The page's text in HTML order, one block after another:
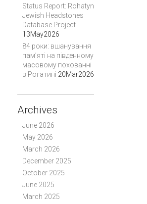
Status Report: Rohatyn
Jewish Headstones
Database Project
13May2026
84 роки: вшанування
пам’яті на південному
масовому похованні
в Рогатині 20Mar2026
Archives
June 2026
May 2026
March 2026
December 2025
October 2025
June 2025
March 2025